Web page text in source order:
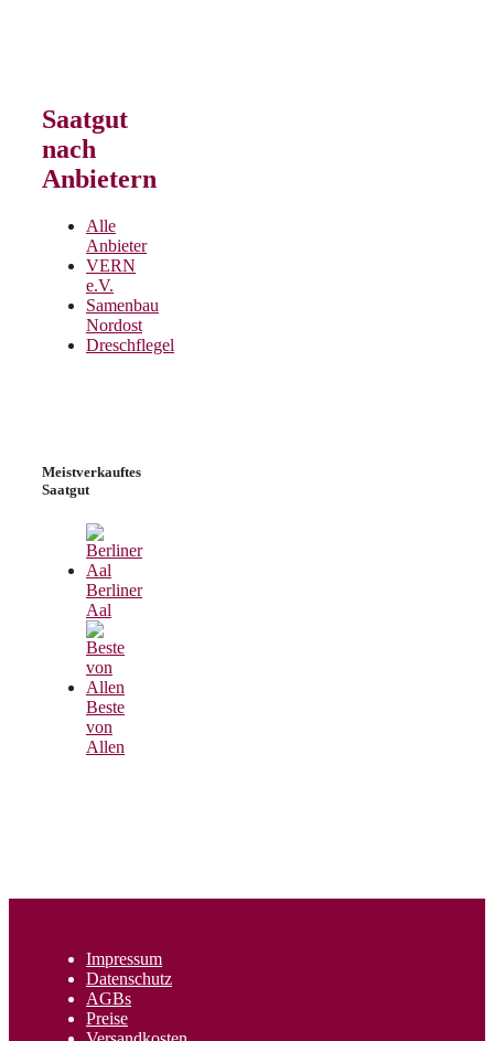
Saatgut
nach
Anbietern
Alle
Anbieter
VERN
e.V.
Samenbau
Nordost
Dreschflegel
Meistverkauftes
Saatgut
Berliner
Aal
Beste
von
Allen
Impressum
Datenschutz
AGBs
Preise